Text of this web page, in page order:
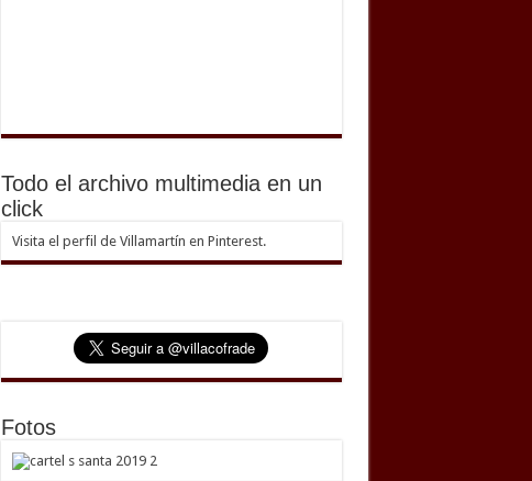
Todo el archivo multimedia en un
click
Visita el perfil de Villamartín en Pinterest.
Fotos